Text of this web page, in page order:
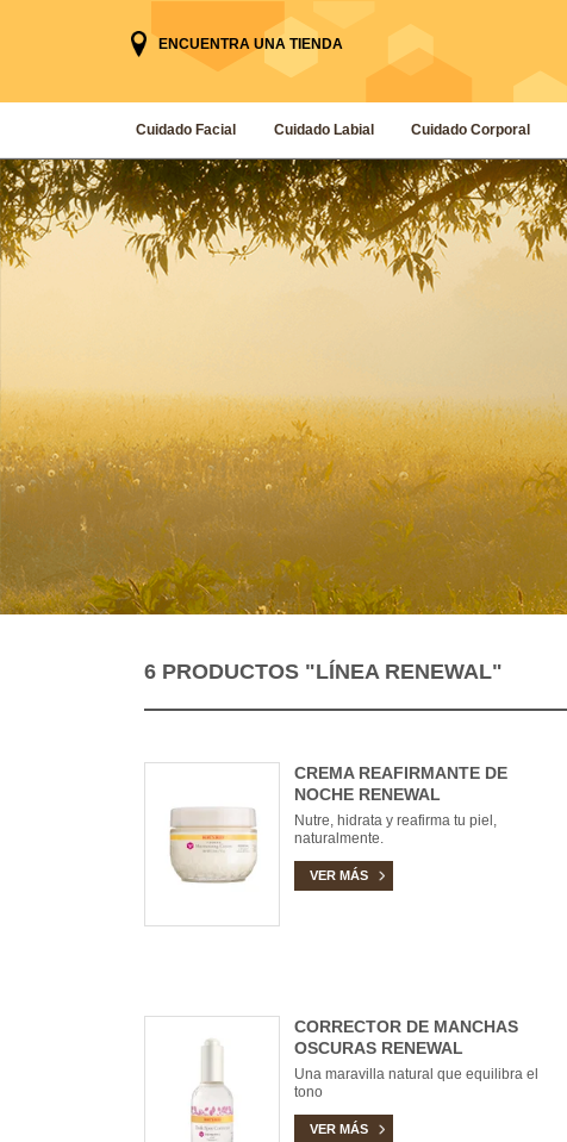
ENCUENTRA UNA TIENDA
Cuidado Facial Cuidado Labial Cuidado Corporal
6 PRODUCTOS "LÍNEA RENEWAL"
CREMA REAFIRMANTE DE
NOCHE RENEWAL
Nutre, hidrata y reafirma tu piel,
naturalmente.
VER MÁS
CORRECTOR DE MANCHAS
OSCURAS RENEWAL
Una maravilla natural que equilibra el
tono
VER MÁS